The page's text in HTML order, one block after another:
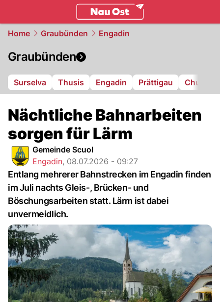
Home Graubünden Engadin
Graubünden
Surselva Thusis Engadin Prättigau Chur
Nächtliche Bahnarbeiten
sorgen für Lärm
Gemeinde Scuol
Engadin, 08.07.2026 - 09:27
Entlang mehrerer Bahnstrecken im Engadin finden
im Juli nachts Gleis-, Brücken- und
Böschungsarbeiten statt. Lärm ist dabei
unvermeidlich.